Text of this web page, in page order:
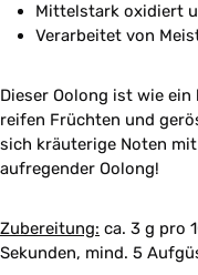
Mittelstark oxidiert
Verarbeitet von
Dieser Oolong ist wie
reifen Früchten und
sich kräuterige Noten
aufregender Oolong!
Zubereitung: ca. 3 g pro
Sekunden, mind. 5